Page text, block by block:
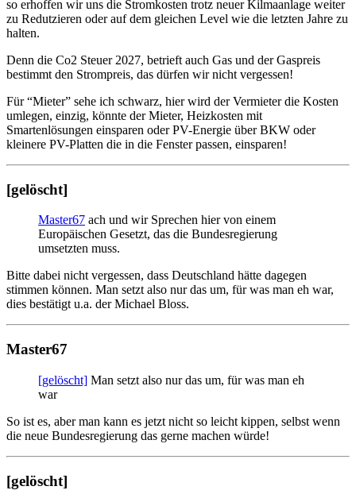
so erhoffen wir uns die Stromkosten trotz neuer Kilmaanlage weiter
zu Redutzieren oder auf dem gleichen Level wie die letzten Jahre zu
halten.
Denn die Co2 Steuer 2027, betrieft auch Gas und der Gaspreis
bestimmt den Strompreis, das dürfen wir nicht vergessen!
Für “Mieter” sehe ich schwarz, hier wird der Vermieter die Kosten
umlegen, einzig, könnte der Mieter, Heizkosten mit
Smartenlösungen einsparen oder PV-Energie über BKW oder
kleinere PV-Platten die in die Fenster passen, einsparen!
[gelöscht]
Master67 ach und wir Sprechen hier von einem
Europäischen Gesetzt, das die Bundesregierung
umsetzten muss.
Bitte dabei nicht vergessen, dass Deutschland hätte dagegen
stimmen können. Man setzt also nur das um, für was man eh war,
dies bestätigt u.a. der Michael Bloss.
Master67
[gelöscht] Man setzt also nur das um, für was man eh
war
So ist es, aber man kann es jetzt nicht so leicht kippen, selbst wenn
die neue Bundesregierung das gerne machen würde!
[gelöscht]